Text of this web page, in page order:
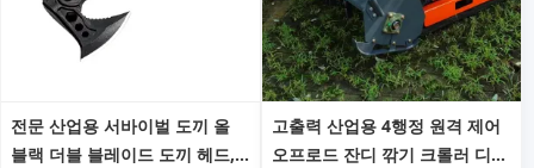
전문 산업용 서바이벌 도끼 올
블랙 더블 블레이드 도끼 헤드,
고출력 산업용 4행정 원격 제어
오프로드 잔디 깎기 크롤러 디자